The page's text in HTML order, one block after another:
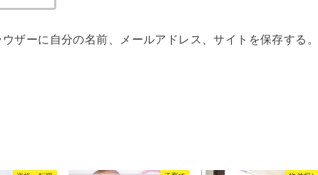
ザーに自分の名前、メールアドレス、サイトを保存する。